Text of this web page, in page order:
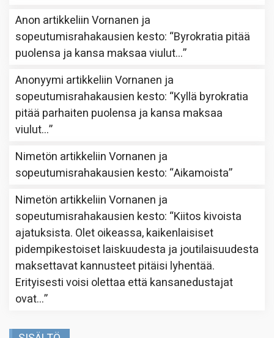
Anon artikkeliinVornanen ja
sopeutumisrahakausien kesto: “Byrokratia pitää
puolensa ja kansa maksaa viulut…”
Anonyymi artikkeliinVornanen ja
sopeutumisrahakausien kesto: “Kyllä byrokratia
pitää parhaiten puolensa ja kansa maksaa
viulut…”
Nimetön artikkeliinVornanen ja
sopeutumisrahakausien kesto: “Aikamoista”
Nimetön artikkeliinVornanen ja
sopeutumisrahakausien kesto: “Kiitos kivoista
ajatuksista. Olet oikeassa, kaikenlaisiset
pidempikestoiset laiskuudesta ja joutilaisuudesta
maksettavat kannusteet pitäisi lyhentää.
Erityisesti voisi olettaa että kansanedustajat
ovat…”